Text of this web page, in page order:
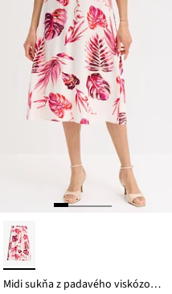
Midi sukňa z padavého viskózového mixu